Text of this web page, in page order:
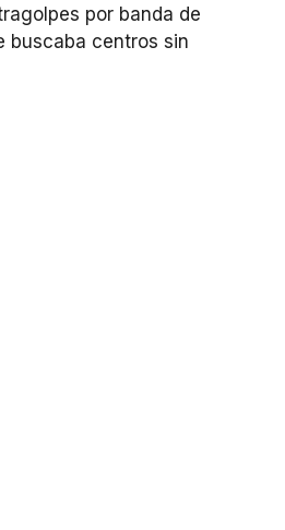
por banda de
buscaba centros sin